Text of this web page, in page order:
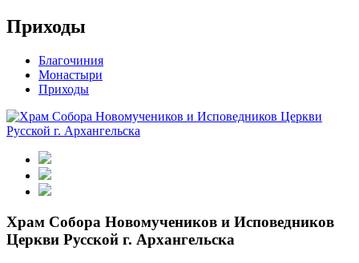
Приходы
Благочиния
Монастыри
Приходы
Храм Собора Новомучеников и Исповедников
Церкви Русской г. Архангельска